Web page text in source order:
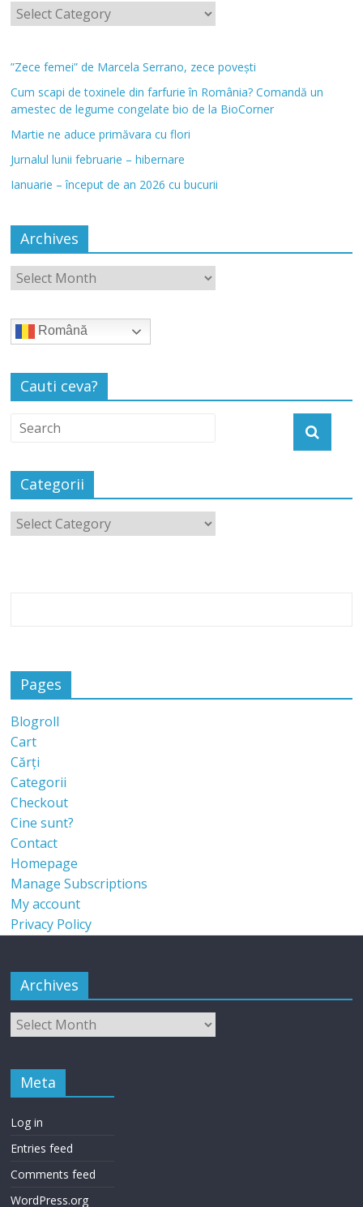
”Zece femei” de Marcela Serrano, zece povești
Cum scapi de toxinele din farfurie în România? Comandă un
amestec de legume congelate bio de la BioCorner
Martie ne aduce primăvara cu flori
Jurnalul lunii februarie – hibernare
Ianuarie – început de an 2026 cu bucurii
Archives
Română
Cauti ceva?
Categorii
Pages
Blogroll
Cart
Cărți
Categorii
Checkout
Cine sunt?
Contact
Homepage
Manage Subscriptions
My account
Privacy Policy
Archives
Meta
Log in
Entries feed
Comments feed
WordPress.org